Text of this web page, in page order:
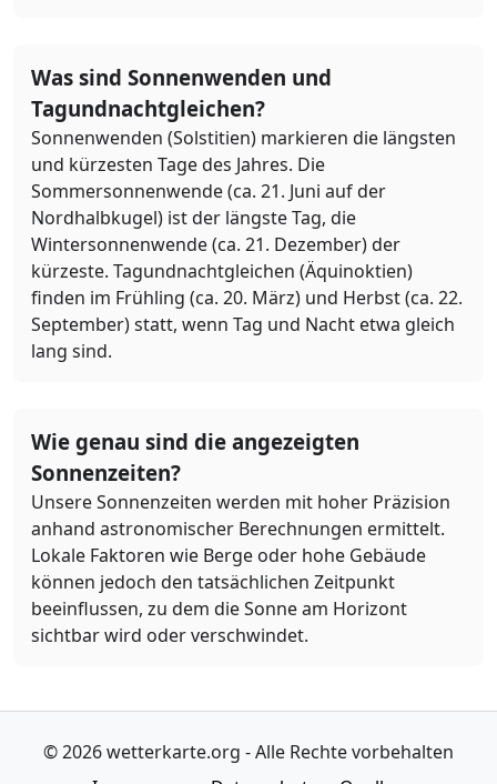
Was sind Sonnenwenden und
Tagundnachtgleichen?
Sonnenwenden (Solstitien) markieren die längsten
und kürzesten Tage des Jahres. Die
Sommersonnenwende (ca. 21. Juni auf der
Nordhalbkugel) ist der längste Tag, die
Wintersonnenwende (ca. 21. Dezember) der
kürzeste. Tagundnachtgleichen (Äquinoktien)
finden im Frühling (ca. 20. März) und Herbst (ca. 22.
September) statt, wenn Tag und Nacht etwa gleich
lang sind.
Wie genau sind die angezeigten
Sonnenzeiten?
Unsere Sonnenzeiten werden mit hoher Präzision
anhand astronomischer Berechnungen ermittelt.
Lokale Faktoren wie Berge oder hohe Gebäude
können jedoch den tatsächlichen Zeitpunkt
beeinflussen, zu dem die Sonne am Horizont
sichtbar wird oder verschwindet.
© 2026 wetterkarte.org - Alle Rechte vorbehalten